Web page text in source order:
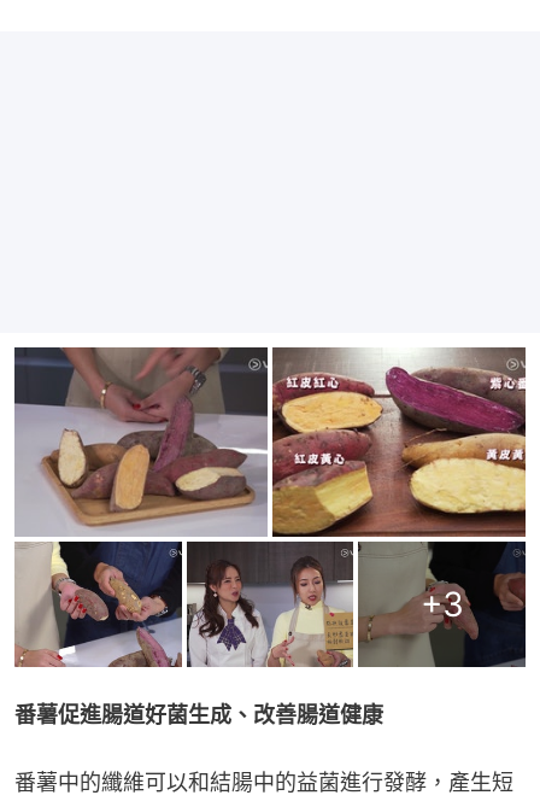
+3
番薯促進腸道好菌生成、改善腸道健康
番薯中的纖維可以和結腸中的益菌進行發酵，產生短